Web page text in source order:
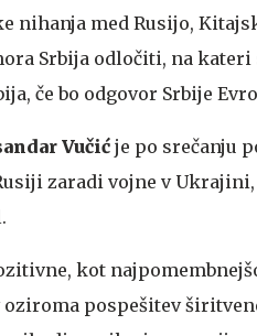
nihanja med Rusijo,
Srbija odločiti, na
če bo odgovor Srbije
Vučić je po srečanju
zaradi vojne v
kot
oziroma pospešitev